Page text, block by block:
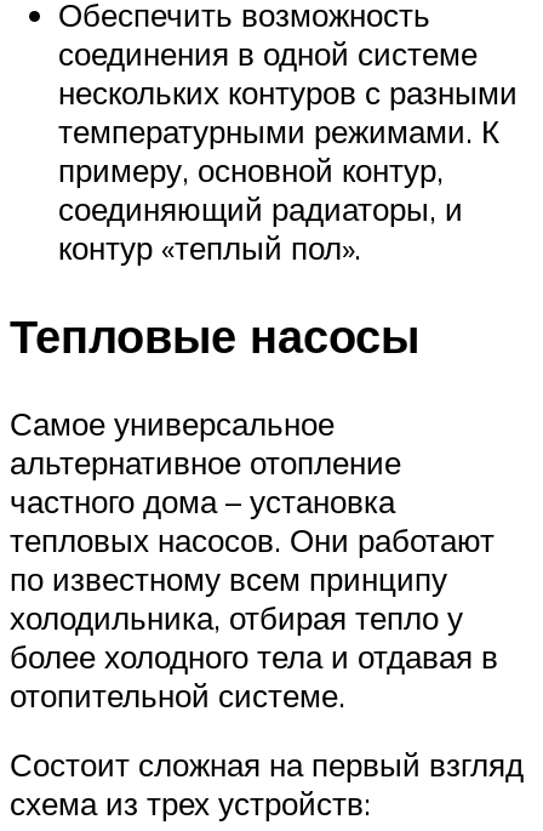
Обеспечить возможность
соединения в одной системе
нескольких контуров с разными
температурными режимами. К
примеру, основной контур,
соединяющий радиаторы, и
контур «теплый пол».
Тепловые насосы
Самое универсальное
альтернативное отопление
частного дома – установка
тепловых насосов. Они работают
по известному всем принципу
холодильника, отбирая тепло у
более холодного тела и отдавая в
отопительной системе.
Состоит сложная на первый взгляд
схема из трех устройств: